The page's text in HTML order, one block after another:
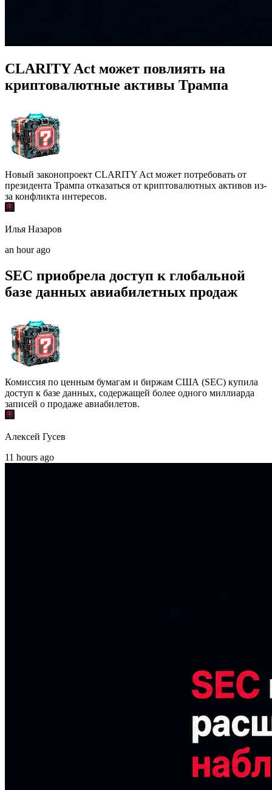
CLARITY Act может повлиять на
криптовалютные активы Трампа
Новый законопроект CLARITY Act может потребовать от
президента Трампа отказаться от криптовалютных активов из-
за конфликта интересов.
Илья Назаров
an hour ago
SEC приобрела доступ к глобальной
базе данных авиабилетных продаж
Комиссия по ценным бумагам и биржам США (SEC) купила
доступ к базе данных, содержащей более одного миллиарда
записей о продаже авиабилетов.
Алексей Гусев
11 hours ago